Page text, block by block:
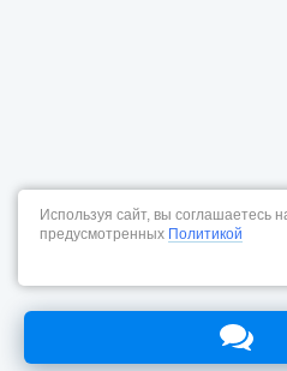
Используя сайт, вы соглашаетесь
предусмотренных Политикой